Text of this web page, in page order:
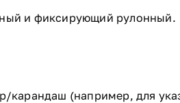
и фиксирующий рулонный.
карандаш (например, для